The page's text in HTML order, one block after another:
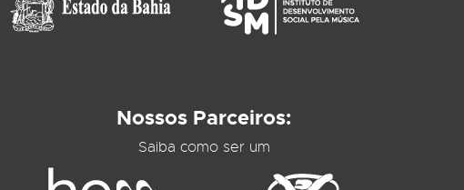
Nossos Parceiros:
Saiba como ser um